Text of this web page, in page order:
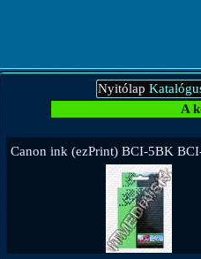
Nyitólap
A
Canon ink (ezPrint) BCI-5BK